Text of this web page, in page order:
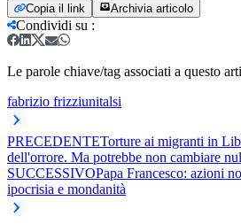
Copia il link Archivia articolo
Condividi su :
Le parole chiave/tag associati a questo
fabrizio frizziunitalsi
PRECEDENTETorture ai migranti in
dell'orrore. Ma potrebbe non cambiare
SUCCESSIVOPapa Francesco: azioni
ipocrisia e mondanità